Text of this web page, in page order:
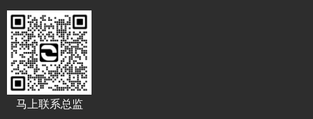
马上联系总监